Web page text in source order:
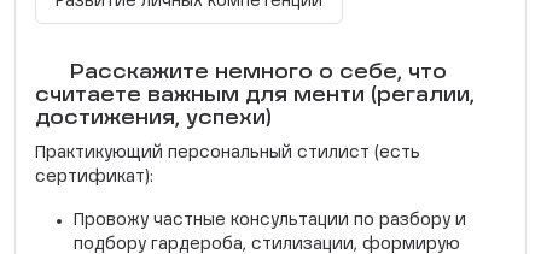
Расскажите немного о себе, что
считаете важным для менти (регалии,
достижения, успехи)
Практикующий персональный стилист (есть
сертификат):
Провожу частные консультации по разбору и
подбору гардероба, стилизации, формирую